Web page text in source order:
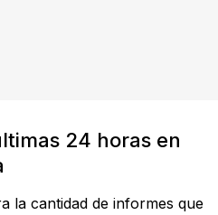
24 horas en
la cantidad de informes que